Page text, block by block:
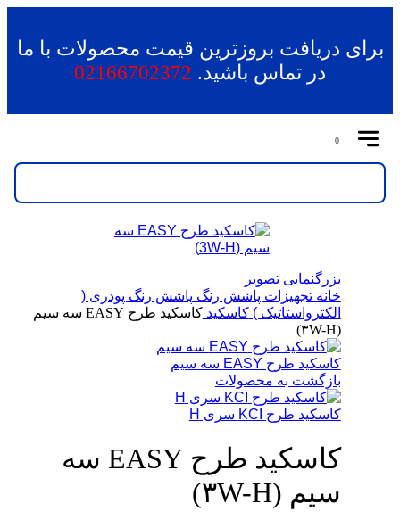
برای دریافت بروزترین قیمت محصولات با ما
در تماس باشید. 02166702372
0
بزرگنمایی تصویر
خانهتجهیزات پاشش رنگ پاشش رنگ پودری (
الکترواستاتیک )کاسکید
کاسکید طرح EASY سه سیم
(۳W-H)
کاسکید طرح EASY سه سیم
بازگشت به محصولات
کاسکید طرح KCI سری H
کاسکید طرح EASY سه
سیم (۳W-H)